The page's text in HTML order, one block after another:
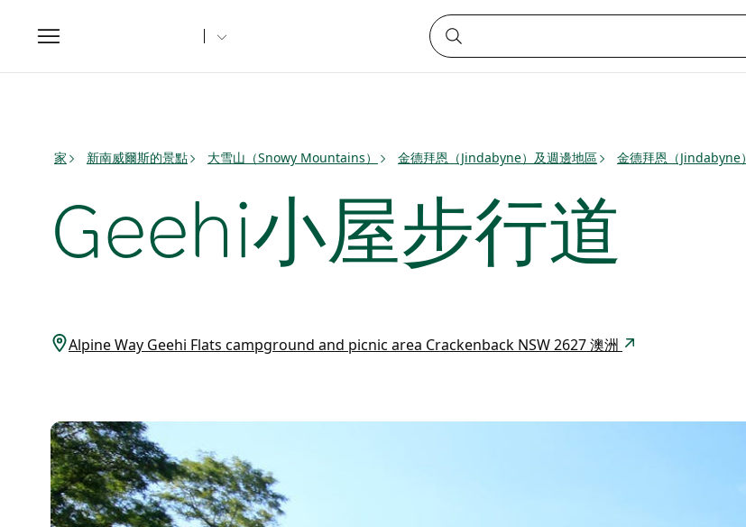
Toggle
navigation
家 新南威爾斯的景點 大雪山（Snowy Mountains） 金德拜恩（Jindabyne）及週邊地區 金德拜恩（Jindabyne）
Geehi小屋步行道
Alpine Way Geehi Flats campground and picnic area Crackenback NSW 2627 澳洲